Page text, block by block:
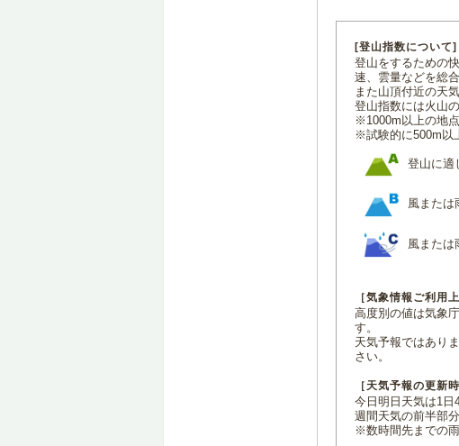
[登山指数について]
登山をするための
速、雲量などを総
また山頂付近の天
登山指数には火山
※1000m以上の地
※試験的に500m以
登山に適
風または
風または
［気象情報ご利用
高度別の値は気象
す。
天気予報ではあり
さい。
［天気予報の更新
今日明日天気は1日
週間天気の前半部
※数時間先までの